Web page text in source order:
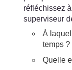
réfléchissez
superviseur
À
temps ?
Quelle